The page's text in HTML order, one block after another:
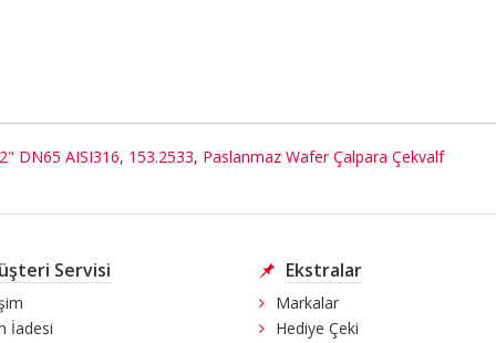
DN65 AISI316, 153.2533, Paslanmaz Wafer Çalpara Çekvalf
Servisi
İadesi
Ekstralar
Markalar
Hediye Çeki